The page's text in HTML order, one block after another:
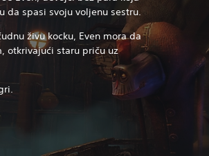
da spasi svoju voljenu sestru.
živu kocku, Even mora da
otkrivajući staru priču uz